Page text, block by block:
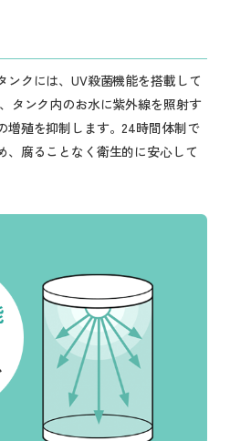
ンクには、UV殺菌機能を搭載して
タンク内のお水に紫外線を照射す
増殖を抑制します。24時間体制で
、腐ることなく衛生的に安心して